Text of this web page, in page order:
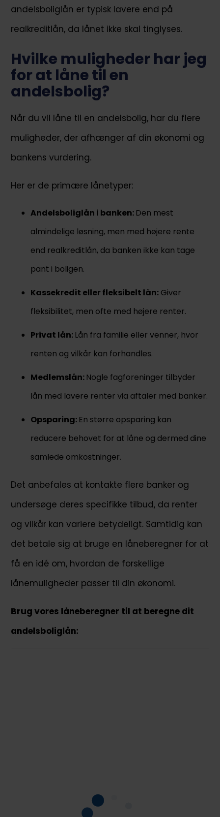
andelsboliglån er typisk lavere end på
realkreditlån, da lånet ikke skal tinglyses.
Hvilke muligheder har jeg
for at låne til en
andelsbolig?
Når du vil låne til en andelsbolig, har du flere
muligheder, der afhænger af din økonomi og
bankens vurdering.
Her er de primære lånetyper:
Andelsboliglån i banken: Den mest
almindelige løsning, men med højere rente
end realkreditlån, da banken ikke kan tage
pant i boligen.
Kassekredit eller fleksibelt lån: Giver
fleksibilitet, men ofte med højere renter.
Privat lån: Lån fra familie eller venner, hvor
renten og vilkår kan forhandles.
Medlemslån: Nogle fagforeninger tilbyder
lån med lavere renter via aftaler med banker.
Opsparing: En større opsparing kan
reducere behovet for at låne og dermed dine
samlede omkostninger.
Det anbefales at kontakte flere banker og
undersøge deres specifikke tilbud, da renter
og vilkår kan variere betydeligt. Samtidig kan
det betale sig at bruge en låneberegner for at
få en idé om, hvordan de forskellige
lånemuligheder passer til din økonomi.
Brug vores låneberegner til at beregne dit
andelsboliglån: